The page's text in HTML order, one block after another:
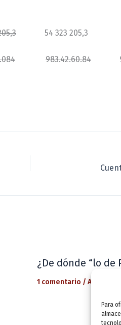
Para
54 323 205,3
983.42.60.84 983
¿De dónde “lo de
1 comentario / Actualidad